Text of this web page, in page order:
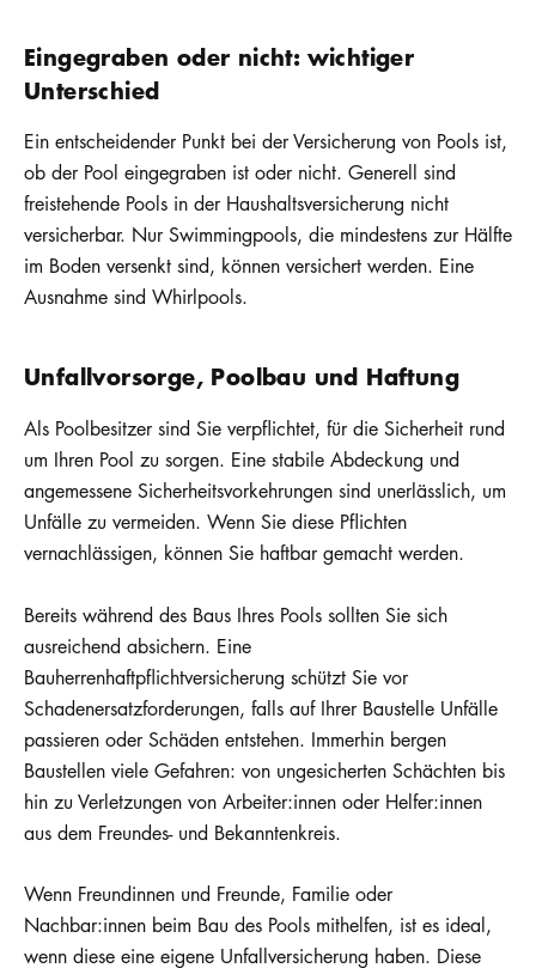
Eingegraben oder nicht: wichtiger
Unterschied
Ein entscheidender Punkt bei der Versicherung von Pools ist,
ob der Pool eingegraben ist oder nicht. Generell sind
freistehende Pools in der Haushaltsversicherung nicht
versicherbar. Nur Swimmingpools, die mindestens zur Hälfte
im Boden versenkt sind, können versichert werden. Eine
Ausnahme sind Whirlpools.
Unfallvorsorge, Poolbau und Haftung
Als Poolbesitzer sind Sie verpflichtet, für die Sicherheit rund
um Ihren Pool zu sorgen. Eine stabile Abdeckung und
angemessene Sicherheitsvorkehrungen sind unerlässlich, um
Unfälle zu vermeiden. Wenn Sie diese Pflichten
vernachlässigen, können Sie haftbar gemacht werden.
Bereits während des Baus Ihres Pools sollten Sie sich
ausreichend absichern. Eine
Bauherrenhaftpflichtversicherung schützt Sie vor
Schadenersatzforderungen, falls auf Ihrer Baustelle Unfälle
passieren oder Schäden entstehen. Immerhin bergen
Baustellen viele Gefahren: von ungesicherten Schächten bis
hin zu Verletzungen von Arbeiter:innen oder Helfer:innen
aus dem Freundes- und Bekanntenkreis.
Wenn Freundinnen und Freunde, Familie oder
Nachbar:innen beim Bau des Pools mithelfen, ist es ideal,
wenn diese eine eigene Unfallversicherung haben. Diese